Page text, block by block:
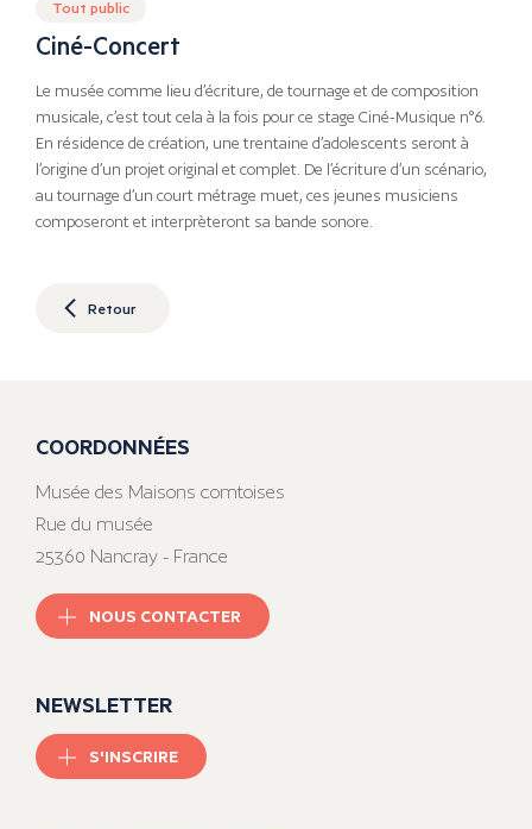
Tout public
Ciné-Concert
Le musée comme lieu d’écriture, de tournage et de composition
musicale, c’est tout cela à la fois pour ce stage Ciné-Musique n°6.
En résidence de création, une trentaine d’adolescents seront à
l’origine d’un projet original et complet. De l’écriture d’un scénario,
au tournage d’un court métrage muet, ces jeunes musiciens
composeront et interprèteront sa bande sonore.
Retour
COORDONNÉES
Musée des Maisons comtoises
Rue du musée
25360 Nancray - France
NOUS CONTACTER
NEWSLETTER
S'INSCRIRE